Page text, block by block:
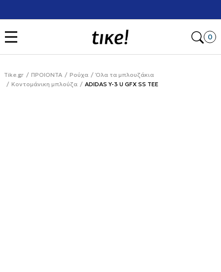
0
Tike.gr ΠΡΟΙΟΝΤΑ Ρούχα
Όλα τα μπλουζάκια
Κοντομάνικη μπλούζα
ADIDAS Y-3 U GFX SS TEE